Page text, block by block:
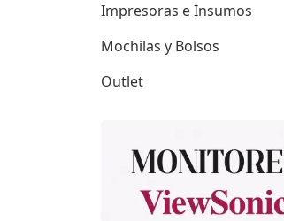
Impresoras e Insumos
Mochilas y Bolsos
Outlet